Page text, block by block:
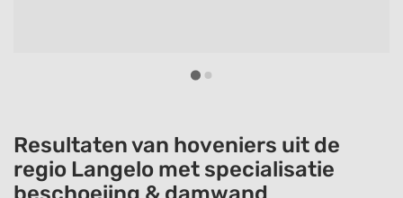
Resultaten van hoveniers uit de
regio Langelo met specialisatie